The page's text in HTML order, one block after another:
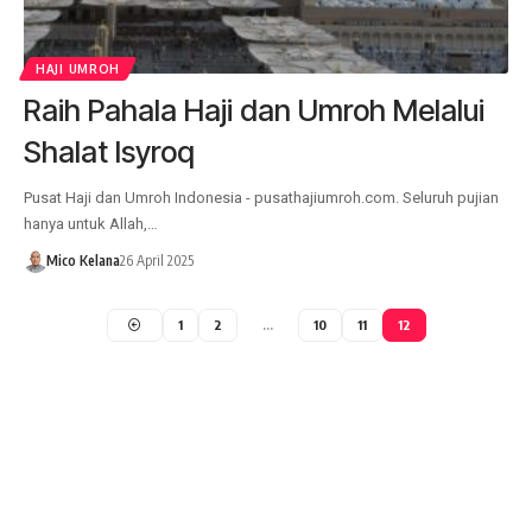
HAJI UMROH
Raih Pahala Haji dan Umroh Melalui
Shalat Isyroq
Pusat Haji dan Umroh Indonesia - pusathajiumroh.com. Seluruh pujian
hanya untuk Allah,…
Mico Kelana26 April 2025
1 2 … 10 11 12